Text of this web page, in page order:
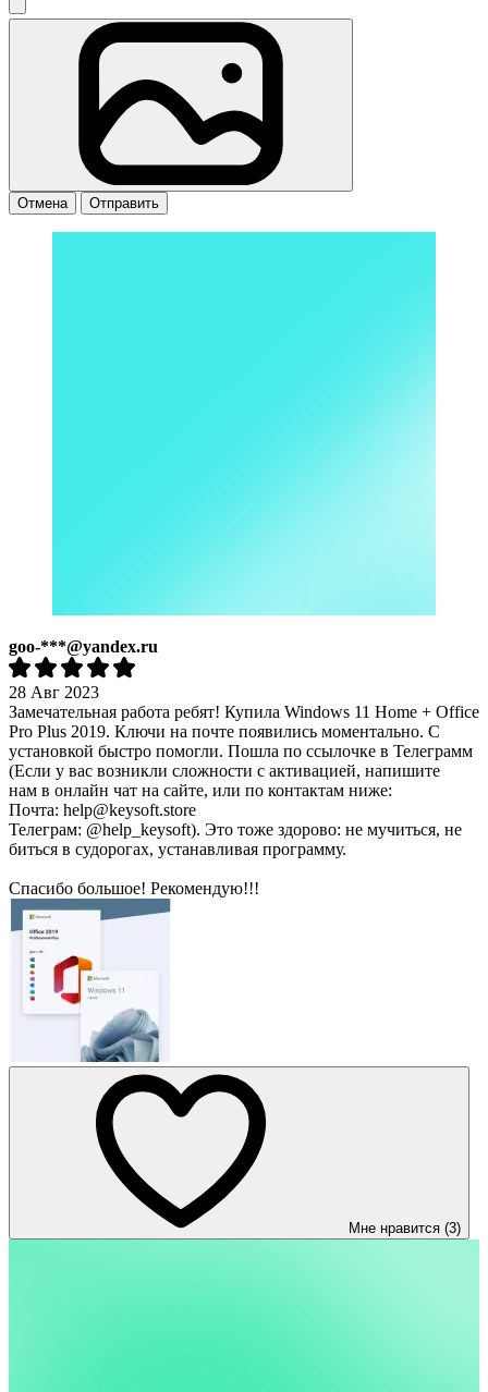
Отмена Отправить
goo-***@yandex.ru
28 Авг 2023
Замечательная работа ребят! Купила Windows 11 Home + Office
Pro Plus 2019. Ключи на почте появились моментально. С
установкой быстро помогли. Пошла по ссылочке в Телеграмм
(Если у вас возникли сложности с активацией, напишите
нам в онлайн чат на сайте, или по контактам ниже:
Почта: help@keysoft.store
Телеграм: @help_keysoft). Это тоже здорово: не мучиться, не
биться в судорогах, устанавливая программу.
Спасибо большое! Рекомендую!!!
Мне нравится (3)